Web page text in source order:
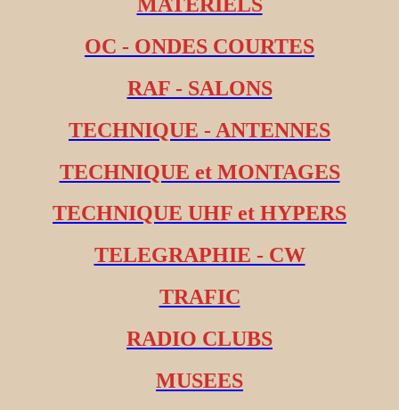
OC - ONDES COURTES
RAF - SALONS
TECHNIQUE - ANTENNES
TECHNIQUE et MONTAGES
TECHNIQUE UHF et HYPERS
TELEGRAPHIE - CW
TRAFIC
RADIO CLUBS
MUSEES